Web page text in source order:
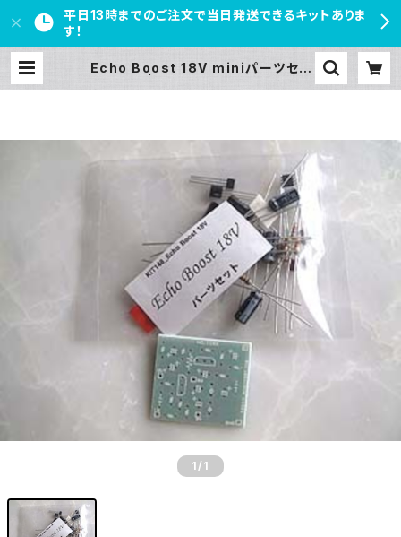
平日13時までのご注文で当日発送できるキットありま
す！
Echo Boost 18V miniパーツセッ
1 /1